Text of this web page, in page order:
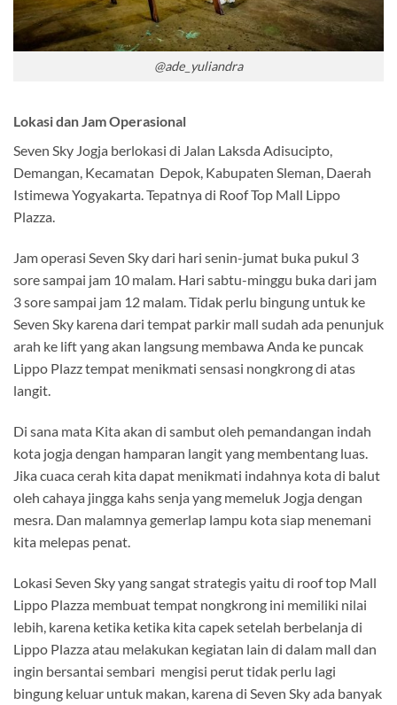
@ade_yuliandra
Lokasi dan Jam Operasional
Seven Sky Jogja berlokasi di Jalan Laksda Adisucipto,
Demangan, Kecamatan Depok, Kabupaten Sleman, Daerah
Istimewa Yogyakarta. Tepatnya di Roof Top Mall Lippo
Plazza.
Jam operasi Seven Sky dari hari senin-jumat buka pukul 3
sore sampai jam 10 malam. Hari sabtu-minggu buka dari jam
3 sore sampai jam 12 malam. Tidak perlu bingung untuk ke
Seven Sky karena dari tempat parkir mall sudah ada penunjuk
arah ke lift yang akan langsung membawa Anda ke puncak
Lippo Plazz tempat menikmati sensasi nongkrong di atas
langit.
Di sana mata Kita akan di sambut oleh pemandangan indah
kota jogja dengan hamparan langit yang membentang luas.
Jika cuaca cerah kita dapat menikmati indahnya kota di balut
oleh cahaya jingga kahs senja yang memeluk Jogja dengan
mesra. Dan malamnya gemerlap lampu kota siap menemani
kita melepas penat.
Lokasi Seven Sky yang sangat strategis yaitu di roof top Mall
Lippo Plazza membuat tempat nongkrong ini memiliki nilai
lebih, karena ketika ketika kita capek setelah berbelanja di
Lippo Plazza atau melakukan kegiatan lain di dalam mall dan
ingin bersantai sembari mengisi perut tidak perlu lagi
bingung keluar untuk makan, karena di Seven Sky ada banyak